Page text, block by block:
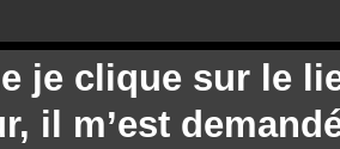
je clique sur le
il m’est